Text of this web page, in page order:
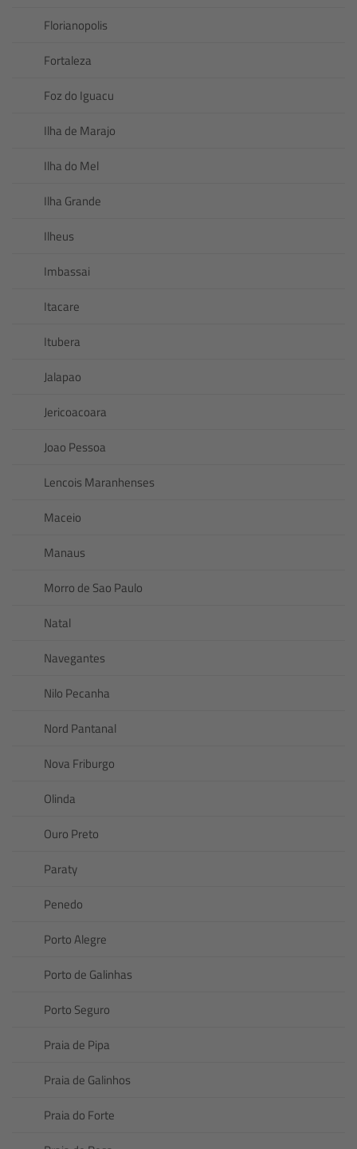
Florianopolis
Fortaleza
Foz do Iguacu
Ilha de Marajo
Ilha do Mel
Ilha Grande
Ilheus
Imbassai
Itacare
Itubera
Jalapao
Jericoacoara
Joao Pessoa
Lencois Maranhenses
Maceio
Manaus
Morro de Sao Paulo
Natal
Navegantes
Nilo Pecanha
Nord Pantanal
Nova Friburgo
Olinda
Ouro Preto
Paraty
Penedo
Porto Alegre
Porto de Galinhas
Porto Seguro
Praia de Pipa
Praia de Galinhos
Praia do Forte